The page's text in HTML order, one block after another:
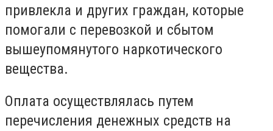
привлекла и других граждан, которые
помогали с перевозкой и сбытом
вышеупомянутого наркотического
вещества.
Оплата осуществлялась путем
перечисления денежных средств на